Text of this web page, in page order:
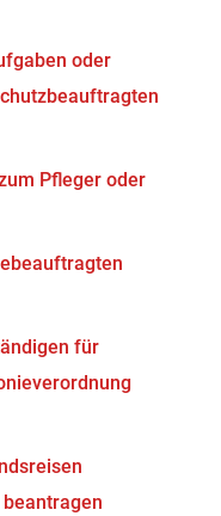
oder
Pfleger oder
für